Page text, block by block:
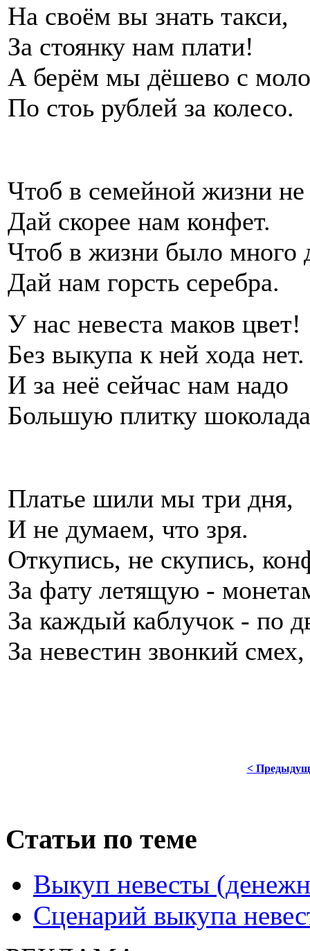
На своём вы знать такси,
За стоянку нам плати!
А берём мы дёшево с
По стоь рублей за колесо.
Чтоб в семейной жизни
Дай скорее нам конфет.
Чтоб в жизни было много
Дай нам горсть серебра.
У нас невеста маков цвет!
Без выкупа к ней хода нет.
И за неё сейчас нам надо
Большую плитку
Платье шили мы три дня,
И не думаем, что зря.
Откупись, не скупись,
За фату летящую -
За каждый каблучок - по
За невестин звонкий
<
Статьи по теме
Выкуп невесты
Сценарий выкупа